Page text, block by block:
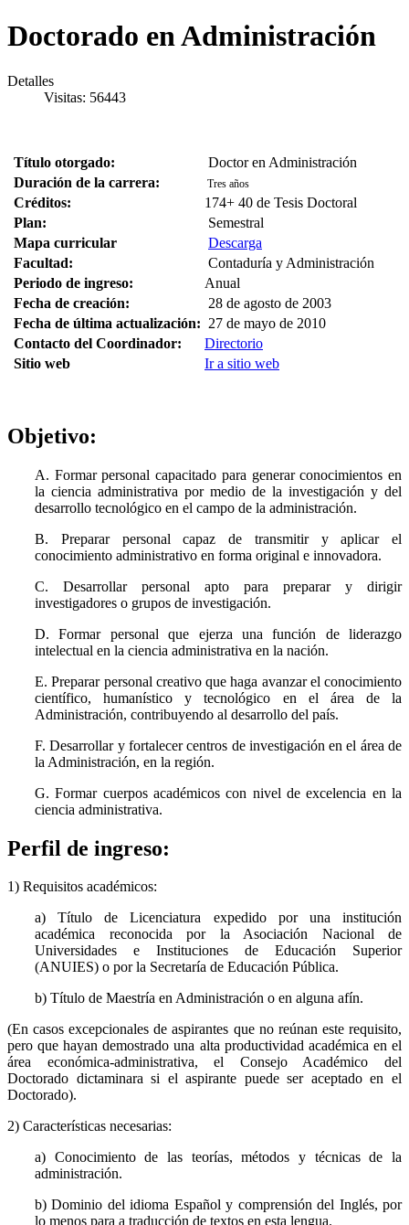
Doctorado en Administración
Detalles
Visitas: 56443
Título otorgado:
Doctor en Administración
Duración de la carrera:
Tres años
Créditos:
174+ 40 de Tesis Doctoral
Plan:
Semestral
Mapa curricular
Descarga
Facultad:
Contaduría y Administración
Periodo de ingreso:
Anual
Fecha de creación:
28 de agosto de 2003
Fecha de última actualización: 27 de mayo de 2010
Contacto del Coordinador:
Directorio
Sitio web
Ir a sitio web
Objetivo:
A. Formar personal capacitado para generar conocimientos en
la ciencia administrativa por medio de la investigación y del
desarrollo tecnológico en el campo de la administración.
B. Preparar personal capaz de transmitir y aplicar el
conocimiento administrativo en forma original e innovadora.
C. Desarrollar personal apto para preparar y dirigir
investigadores o grupos de investigación.
D. Formar personal que ejerza una función de liderazgo
intelectual en la ciencia administrativa en la nación.
E. Preparar personal creativo que haga avanzar el conocimiento
científico, humanístico y tecnológico en el área de la
Administración, contribuyendo al desarrollo del país.
F. Desarrollar y fortalecer centros de investigación en el área de
la Administración, en la región.
G. Formar cuerpos académicos con nivel de excelencia en la
ciencia administrativa.
Perfil de ingreso:
1) Requisitos académicos:
a) Título de Licenciatura expedido por una institución
académica reconocida por la Asociación Nacional de
Universidades e Instituciones de Educación Superior
(ANUIES) o por la Secretaría de Educación Pública.
b) Título de Maestría en Administración o en alguna afín.
(En casos excepcionales de aspirantes que no reúnan este requisito,
pero que hayan demostrado una alta productividad académica en el
área económica-administrativa, el Consejo Académico del
Doctorado dictaminara si el aspirante puede ser aceptado en el
Doctorado).
2) Características necesarias:
a) Conocimiento de las teorías, métodos y técnicas de la
administración.
b) Dominio del idioma Español y comprensión del Inglés, por
lo menos para a traducción de textos en esta lengua.